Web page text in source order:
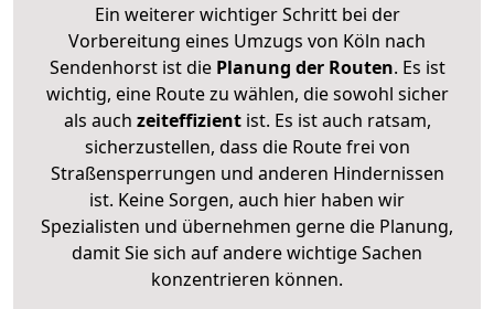
Ein weiterer wichtiger Schritt bei der
Vorbereitung eines Umzugs von Köln nach
Sendenhorst ist diePlanung der Routen. Es ist
wichtig, eine Route zu wählen, die sowohl sicher
als auch zeiteffizientist. Es ist auch ratsam,
sicherzustellen, dass die Route frei von
Straßensperrungen und anderen Hindernissen
ist. Keine Sorgen, auch hier haben wir
Spezialisten und übernehmen gerne die Planung,
damit Sie sich auf andere wichtige Sachen
konzentrieren können.